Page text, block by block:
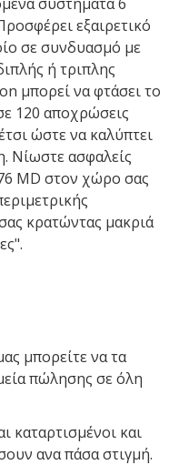
συστήματα 6
εξαιρετικό
σε συνδυασμό με
ή τριπλης
μπορεί να φτάσει το
120 αποχρώσεις
ώστε να καλύπτει
Νίωστε ασφαλείς
MD στον χώρο σας
κρατώντας μακριά
μπορείτε να τα
πώλησης σε όλη
καταρτισμένοι και
ανα πάσα στιγμή.